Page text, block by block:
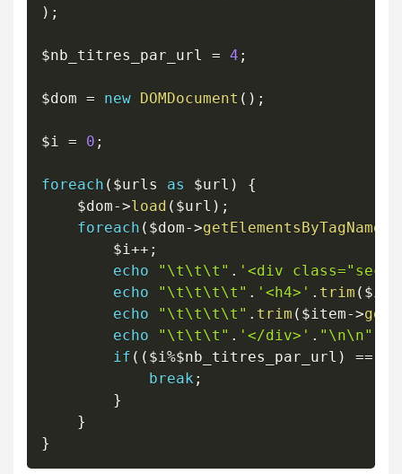
) ;
$nb_titres_par_url = 4 ;
$dom = new DOMDocument ( ) ;
$i = 0 ;
foreach ( $urls as $url )
{
$dom->load ( $url ) ;
foreach ( $dom->getElementsByTagName
$i ++ ;
echo
"\t\t\t" . '<div
echo
"\t\t\t\t" . '<h4>' . trim (
echo
"\t\t\t\t" . trim ( $item->
echo
"\t\t\t" . '</div>' . "\n\n"
if ( ( $i %$nb_titres_par_url ) ==
break ;
}
}
}